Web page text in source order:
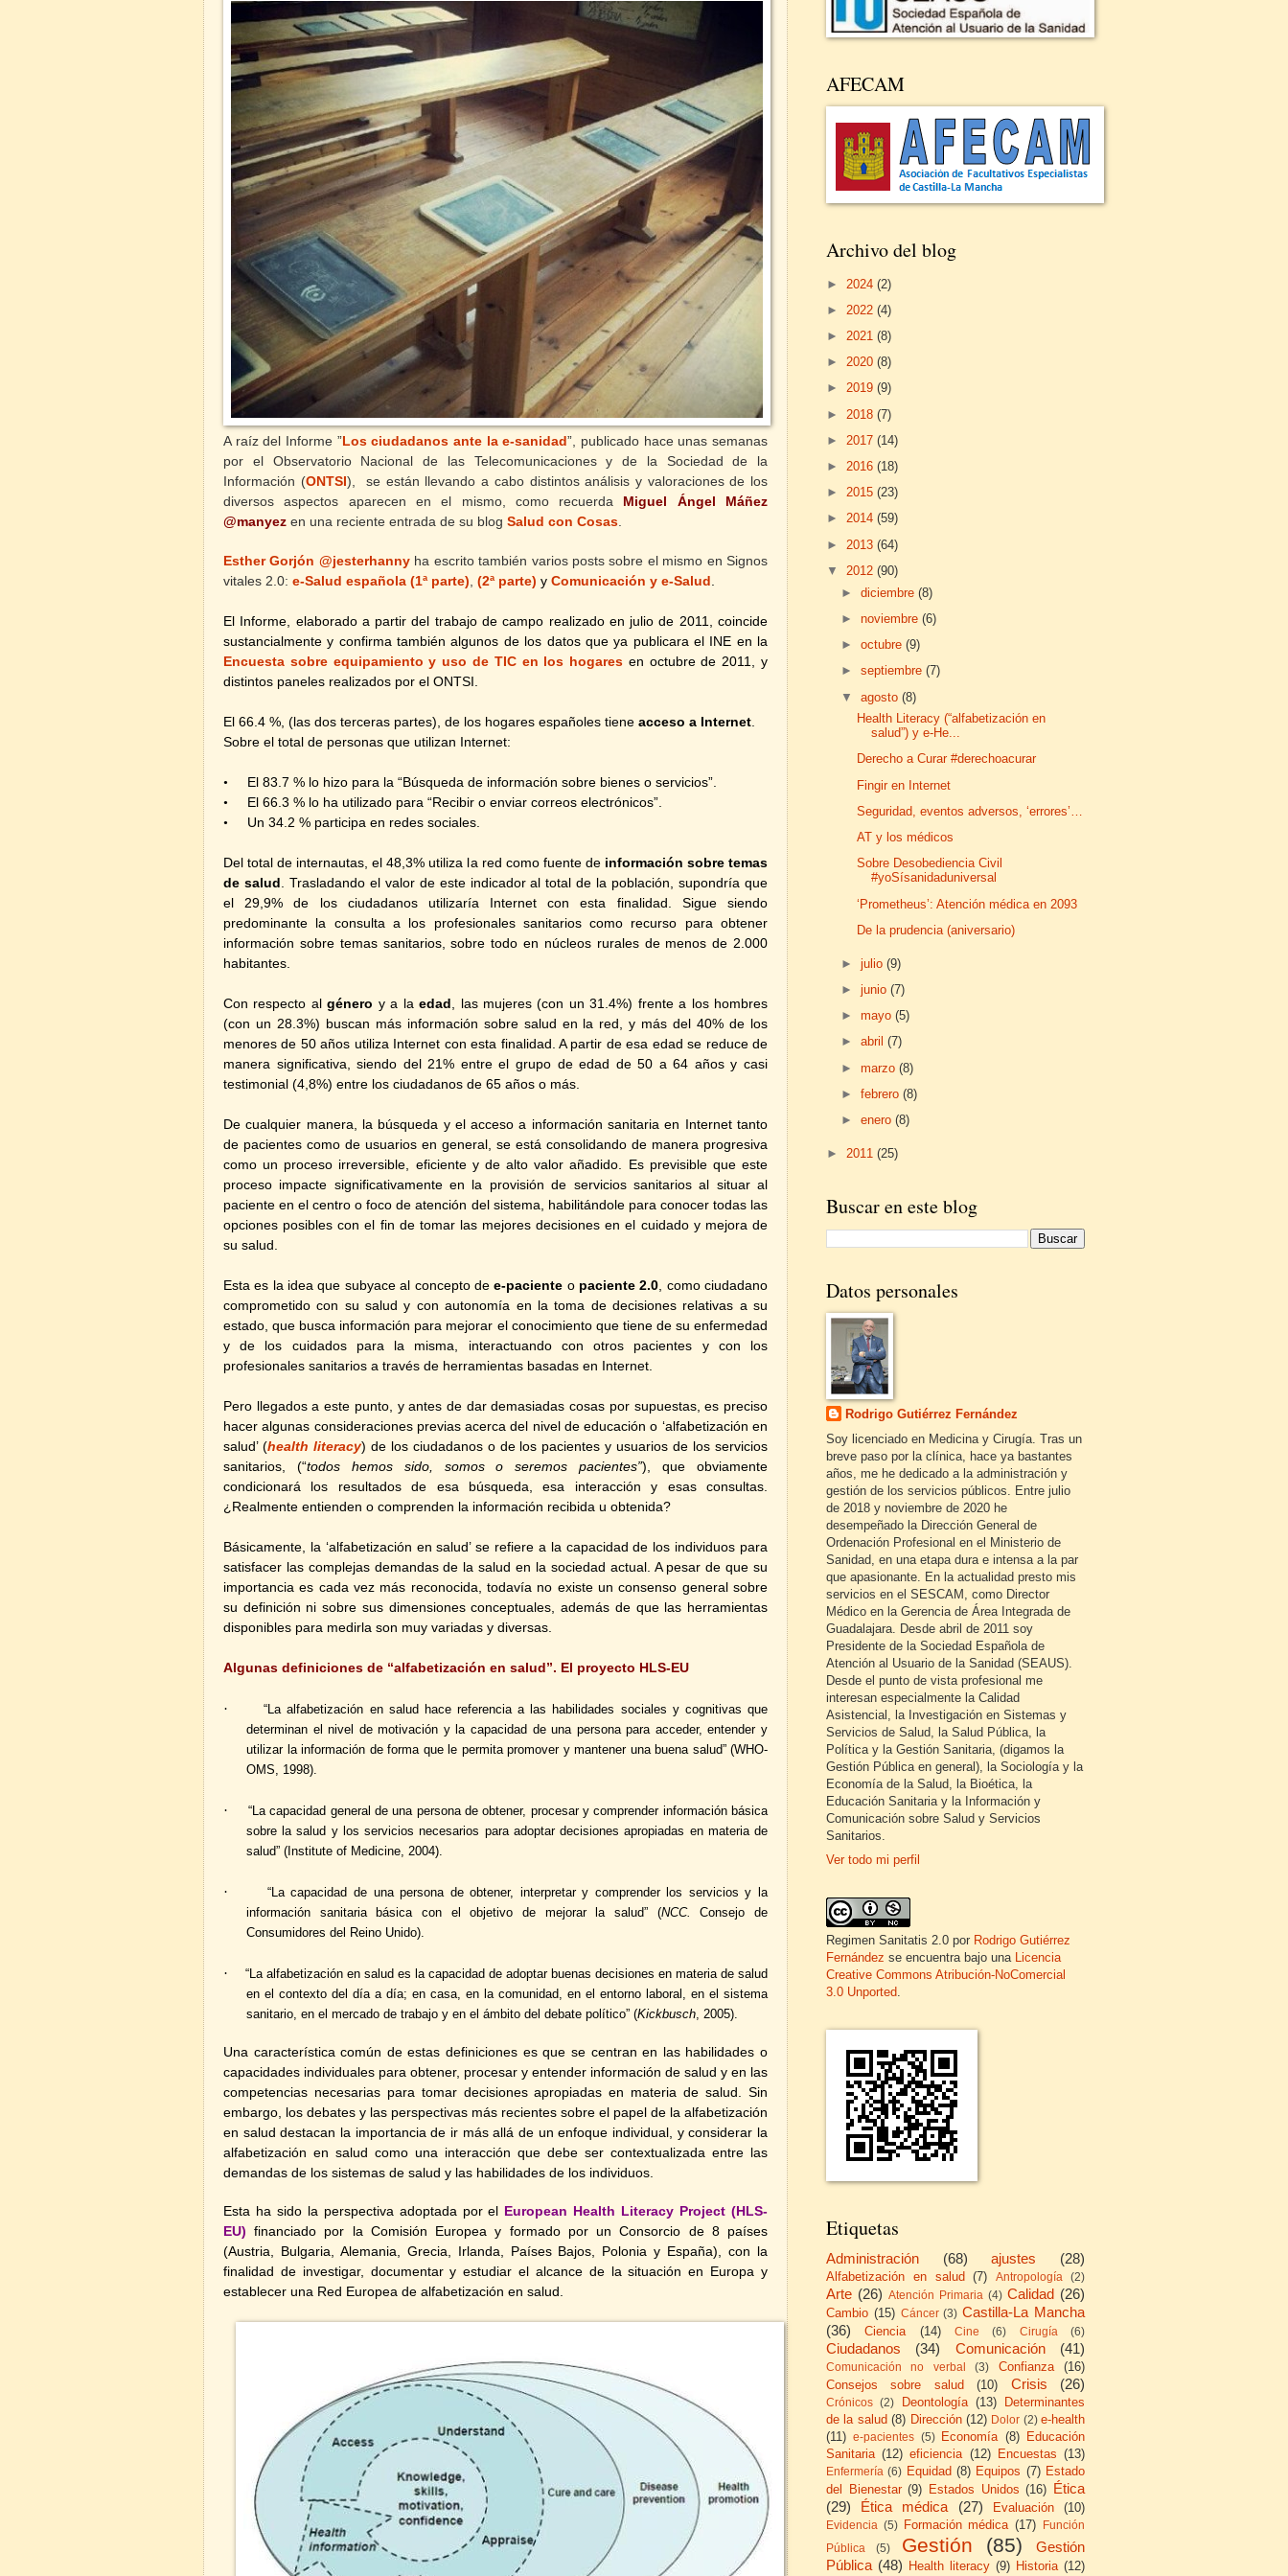
A raíz del Informe ”Los ciudadanos ante la e-sanidad”, publicado hace unas semanas
por el Observatorio Nacional de las Telecomunicaciones y de la Sociedad de la
Información (ONTSI),
se están llevando a cabo distintos análisis y valoraciones de los
diversos aspectos aparecen en el mismo, como recuerda Miguel Ángel Máñez
@manyez en una reciente entrada de su blog Salud con Cosas
Esther Gorjón @jesterhanny ha escrito también varios posts sobre el mismo en Signos
vitales 2.0: e-Salud española (1ª parte) (2ª parte) y Comunicación y e-Salud
El Informe, elaborado a partir del trabajo de campo realizado en julio de 2011, coincide
sustancialmente y confirma también algunos de los datos que ya publicara el INE en la
Encuesta sobre equipamiento y uso de TIC en los hogares en octubre de 2011, y
distintos paneles realizados por el ONTSI.
El 66.4 %, (las dos terceras partes), de los hogares españoles tiene acceso a Internet
Sobre el total de personas que utilizan Internet:
• El 83.7 % lo hizo para la “Búsqueda de información sobre bienes o servicios”.
• El 66.3 % lo ha utilizado para “Recibir o enviar correos electrónicos”.
• Un 34.2 % participa en redes sociales.
Del total de internautas, el 48,3% utiliza la red como fuente deinformación sobre temas
de salud . Trasladando el valor de este indicador al total de la población, supondría que
el 29,9% de los ciudadanos utilizaría Internet con esta finalidad. Sigue siendo
predominante la consulta a los profesionales sanitarios como recurso para obtener
información sobre temas sanitarios, sobre todo en núcleos rurales de menos de 2.000
habitantes.
Con respecto algénero y a laedad , las mujeres (con un 31.4%) frente a los hombres
(con un 28.3%) buscan más información sobre salud en la red, y más del 40% de los
menores de 50 años utiliza Internet con esta finalidad. A partir de esa edad se reduce de
manera significativa, siendo del 21% entre el grupo de edad de50 a 64 años y casi
testimonial (4,8%) entre los ciudadanos de 65 años o más.
De cualquier manera, la búsqueda y el acceso a información sanitaria en Internet tanto
de pacientes como de usuarios en general, se está consolidando de manera progresiva
como un proceso irreversible, eficiente y de alto valor añadido. Es previsible que este
proceso impacte significativamente en la provisión de servicios sanitarios al situar al
paciente en el centro o foco de atención del sistema, habilitándole para conocer todas las
opciones posibles con el fin de tomar las mejores decisiones en el cuidado y mejora de
su salud.
Esta es la idea que subyace al concepto dee-paciente o paciente 2.0 , como ciudadano
comprometido con su salud y con autonomía en la toma de decisiones relativas a su
estado, que busca información para mejorar el conocimiento que tiene de su enfermedad
y de los cuidados para la misma, interactuando con otros pacientes y con los
profesionales sanitarios a través de herramientas basadas en Internet.
Pero llegados a este punto, y antes de dar demasiadas cosas por supuestas, es preciso
hacer algunas consideraciones previas acerca del nivel de educación o ‘alfabetización en
salud’ (health literacy) de los ciudadanos o de los pacientes y usuarios de los servicios
sanitarios, (“todos hemos sido, somos o seremos pacientes”), que obviamente
condicionará los resultados de esa búsqueda, esa interacción y esas consultas.
¿Realmente entienden o comprenden la información recibida u obtenida?
Básicamente, la ‘alfabetización en salud’ se refiere a la capacidad de los individuos para
satisfacer las complejas demandas de la salud en la sociedad actual. A pesar de que su
importancia es cada vez más reconocida, todavía no existe un consenso general sobre
su definición ni sobre sus dimensiones conceptuales, además de que las herramientas
disponibles para medirla son muy variadas y diversas.
Algunas definiciones de “alfabetización en salud”. El proyecto HLS-EU
·
“La alfabetización en salud hace referencia a las habilidades sociales y cognitivas que
determinan el nivel de motivación y la capacidad de una persona para acceder, entender y
utilizar la información de forma que le permita promover y mantener una buena salud” (WHO-
OMS, 1998).
·
“La capacidad general de una persona de obtener, procesar y comprender información básica
sobre la salud y los servicios necesarios para adoptar decisiones apropiadas en materia de
salud” (Institute of Medicine, 2004).
·
“La capacidad de una persona de obtener, interpretar y comprender los servicios y la
información sanitaria básica con el objetivo de mejorar la salud” (NCC.Consejo de
Consumidores del Reino Unido).
·
“La alfabetización en salud es la capacidad de adoptar buenas decisiones en materia de salud
en el contexto del día a día; en casa, en la comunidad, en el entorno laboral, en el sistema
sanitario, en el mercado de trabajo y en el ámbito del debate político” (Kickbusch , 2005).
Una característica común de estas definiciones es que se centran en las habilidades o
capacidades individuales para obtener, procesar y entender información de salud y en las
competencias necesarias para tomar decisiones apropiadas en materia de salud. Sin
embargo, los debates y las perspectivas más recientes sobre el papel de la alfabetización
en salud destacan la importancia de ir más allá de un enfoque individual, y considerar la
alfabetización en salud como una interacción que debe ser contextualizada entre las
demandas de los sistemas de salud y las habilidades de los individuos.
Esta ha sido la perspectiva adoptada por el European Health Literacy Project (HLS-
EU) financiado por la Comisión Europea y formado por un Consorcio de 8 países
(Austria, Bulgaria, Alemania, Grecia, Irlanda, Países Bajos, Polonia y España), con la
finalidad de investigar, documentar y estudiar el alcance de la situación en Europa y
establecer una Red Europea de alfabetización en salud.
AFECAM
Archivo del blog
► 2024 (2)
► 2022 (4)
► 2021 (8)
► 2020 (8)
► 2019 (9)
► 2018 (7)
► 2017 (14)
► 2016 (18)
► 2015 (23)
► 2014 (59)
► 2013 (64)
▼ 2012 (90)
►diciembre(8)
►noviembre(6)
►octubre(9)
►septiembre(7)
▼agosto(8)
Health Literacy (“alfabetización en
salud”) y e-He...
Derecho a Curar #derechoacurar
Fingir en Internet
Seguridad, eventos adversos, ‘errores’…
AT y los médicos
Sobre Desobediencia Civil
#yoSísanidaduniversal
‘Prometheus’: Atención médica en 2093
De la prudencia (aniversario)
►julio(9)
►junio(7)
►mayo(5)
►abril(7)
►marzo(8)
►febrero(8)
►enero(8)
► 2011 (25)
Buscar en este blog
Datos personales
Rodrigo Gutiérrez Fernández
Soy licenciado en Medicina y Cirugía. Tras un
breve paso por la clínica, hace ya bastantes
años, me he dedicado a la administración y
gestión de los servicios públicos. Entre julio
de 2018 y noviembre de 2020 he
desempeñado la Dirección General de
Ordenación Profesional en el Ministerio de
Sanidad, en una etapa dura e intensa a la par
que apasionante. En la actualidad presto mis
servicios en el SESCAM, como Director
Médico en la Gerencia de Área Integrada de
Guadalajara. Desde abril de 2011 soy
Presidente de la Sociedad Española de
Atención al Usuario de la Sanidad (SEAUS).
Desde el punto de vista profesional me
interesan especialmente la Calidad
Asistencial, la Investigación en Sistemas y
Servicios de Salud, la Salud Pública, la
Política y la Gestión Sanitaria, (digamos la
Gestión Pública en general), la Sociología y la
Economía de la Salud, la Bioética, la
Educación Sanitaria y la Información y
Comunicación sobre Salud y Servicios
Sanitarios.
Ver todo mi perfil
Regimen Sanitatis 2.0 por Rodrigo Gutiérrez
Fernández se encuentra bajo una
Licencia
Creative Commons Atribución-NoComercial
3.0 Unported
Etiquetas
Administración (68) ajustes (28)
Alfabetización en salud (7) Antropología (2)
Arte (26) Atención Primaria (4) Calidad (26)
Cambio (15) Cáncer (3) Castilla-La Mancha
(36)
Ciencia (14) Cine (6) Cirugía (6)
Ciudadanos (34) Comunicación (41)
Comunicación no verbal (3) Confianza
(16)
Consejos sobre salud
(10) Crisis (26)
Crónicos (2) Deontología (13)
Determinantes
de la salud (8) Dirección (12) Dolor (2) e-health
(11)
e-pacientes (5) Economía (8)
Educación
Sanitaria (12) eficiencia (12) Encuestas (13)
Enfermería (6) Equidad (8) Equipos (7) Estado
del Bienestar (9) Estados Unidos (16) Ética
(29)
Ética médica (27) Evaluación (10)
Evidencia (5) Formación médica (17)
Función
Pública
(5) Gestión (85)
Gestión
Pública (48) Health literacy (9) Historia (12)